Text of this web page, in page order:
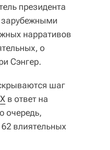
президента
зарубежными
нарративов
о
Сэнгер.
шаг
X в ответ на
очередь,
влиятельных